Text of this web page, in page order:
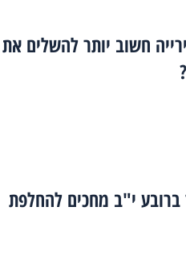
חשוב יותר להשלים את
ברובע י"ב מחכים להחלפת